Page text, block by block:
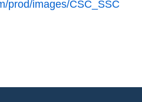
prod/images/CSC_SSC